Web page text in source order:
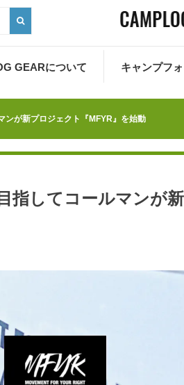
GEARについて キャンプフォ
ンが新プロジェクト『MFYR』を始動
指してコールマンが